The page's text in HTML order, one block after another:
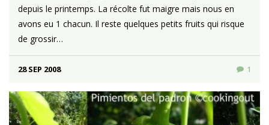
depuis le printemps. La récolte fut maigre mais nous en
avons eu 1 chacun. Il reste quelques petits fruits qui risque
de grossir…
28 SEP 2008 1